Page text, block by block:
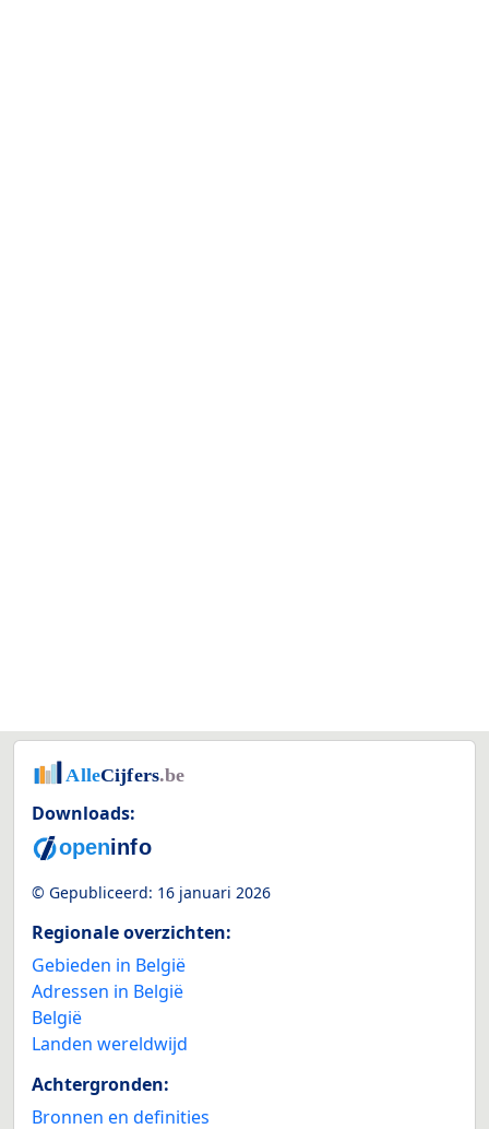
Downloads:
© Gepubliceerd: 16 januari 2026
Regionale overzichten:
Gebieden in België
Adressen in België
België
Landen wereldwijd
Achtergronden:
Bronnen en definities